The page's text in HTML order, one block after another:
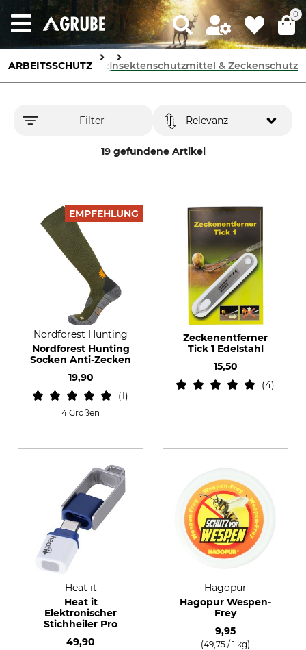
0
ARBEITSSCHUTZ
HautschutzInsektenschutzmittel & Zeckenschutz
Filter
19 gefundene Artikel
Relevanz
EMPFEHLUNG
Nordforest Hunting
Nordforest Hunting
Socken Anti-Zecken
19,90
1
4 Größen
Zeckenentferner
Tick 1 Edelstahl
15,50
4
Heat it
Heat it
Elektronischer
Stichheiler Pro
49,90
Hagopur
Hagopur Wespen-
Frey
9,95
(49,75 / 1 kg)